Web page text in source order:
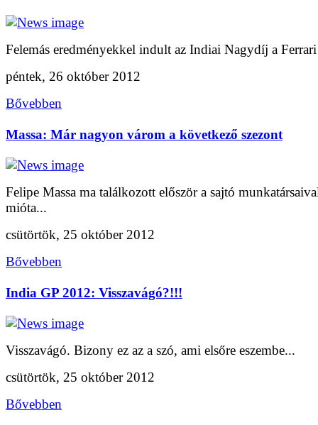
Felemás eredményekkel indult az Indiai Nagydíj a
péntek, 26 október 2012
Bővebben
Massa: Már nagyon várom a következő szezont
Felipe Massa ma találkozott először a sajtó
mióta...
csütörtök, 25 október 2012
Bővebben
India GP 2012: Visszavágó?!!!
Visszavágó. Bizony ez az a szó, ami elsőre eszembe...
csütörtök, 25 október 2012
Bővebben